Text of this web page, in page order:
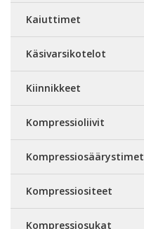
Kaiuttimet
Käsivarsikotelot
Kiinnikkeet
Kompressioliivit
Kompressiosäärystimet
Kompressiositeet
Kompressiosukat